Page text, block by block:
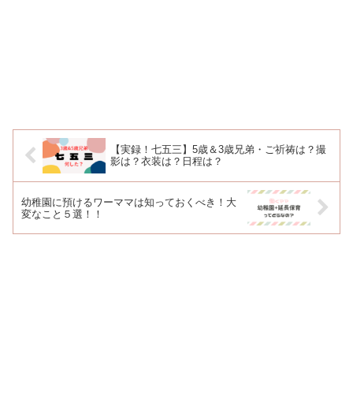
【実録！七五三】5歳＆3歳兄弟・ご祈祷は？撮
影は？衣装は？日程は？
幼稚園に預けるワーママは知っておくべき！大
変なこと５選！！